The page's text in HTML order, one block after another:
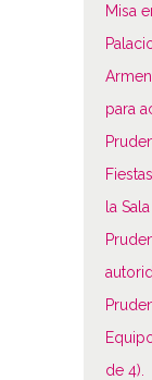
Misa
para
la
de 4).